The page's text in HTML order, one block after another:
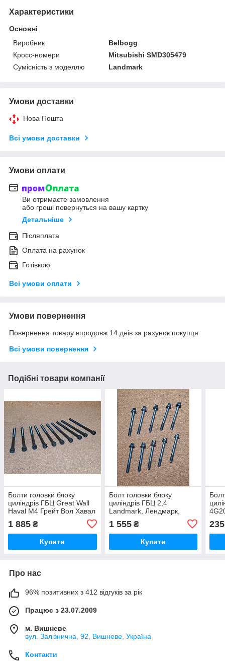
Характеристики
Основні
Виробник
Belbogg
Кросс-номери
Mitsubishi SMD305479
Сумісність з моделлю
Landmark
Умови доставки
Нова Пошта
Всі умови доставки
Умови оплати
Ви отримаєте замовлення
або гроші повернуться на вашу картку
Детальніше
Післяплата
Оплата на рахунок
Готівкою
Всі умови оплати
Умови повернення
Повернення товару впродовж 14 днів за рахунок покупця
Всі умови повернення
Подібні товари компанії
Болти головки блоку
циліндрів ГБЦ Great Wall
Haval M4 Грейт Вол Хавал
1 885 ₴
Купити
Болт головки блоку
циліндрів ГБЦ 2,4
Landmark, Лендмарк,
1 555₴
Купити
235
Про нас
96% позитивних з 412 відгуків за рік
Працює з 23.07.2009
м. Вишневе
вул. Залізнична, 92, Вишневе, Україна
Контакти